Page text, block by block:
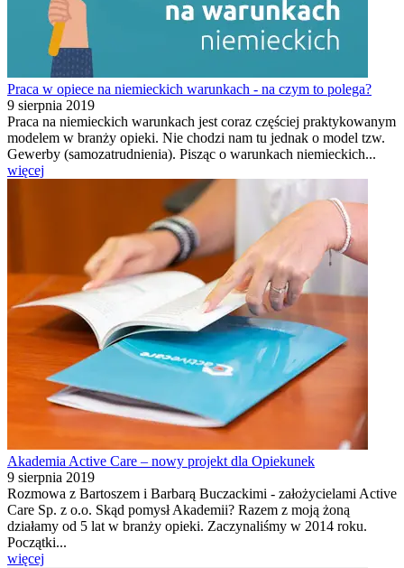
Praca w opiece na niemieckich warunkach - na czym to polega?
9 sierpnia 2019
Praca na niemieckich warunkach jest coraz częściej praktykowanym
modelem w branży opieki. Nie chodzi nam tu jednak o model tzw.
Gewerby (samozatrudnienia). Pisząc o warunkach niemieckich...
więcej
Akademia Active Care – nowy projekt dla Opiekunek
9 sierpnia 2019
Rozmowa z Bartoszem i Barbarą Buczackimi - założycielami Active
Care Sp. z o.o. Skąd pomysł Akademii? Razem z moją żoną
działamy od 5 lat w branży opieki. Zaczynaliśmy w 2014 roku.
Początki...
więcej